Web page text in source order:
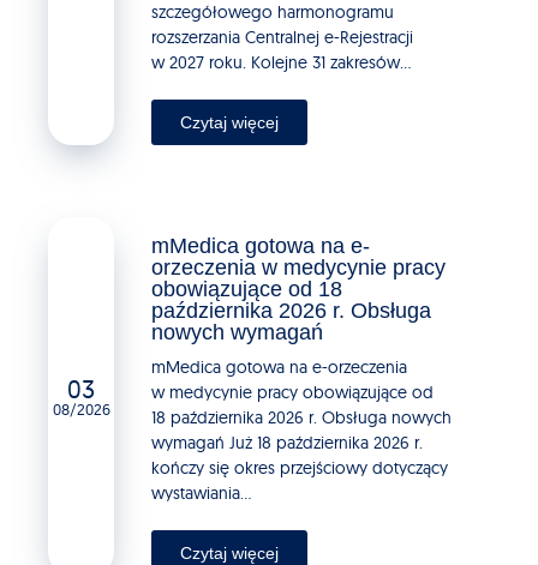
szczegółowego harmonogramu
rozszerzania Centralnej e-Rejestracji
w 2027 roku. Kolejne 31 zakresów...
Czytaj więcej
03
08/2026
mMedica gotowa na e-
orzeczenia w medycynie pracy
obowiązujące od 18
października 2026 r. Obsługa
nowych wymagań
mMedica gotowa na e-orzeczenia
w medycynie pracy obowiązujące od
18 października 2026 r. Obsługa nowych
wymagań Już 18 października 2026 r.
kończy się okres przejściowy dotyczący
wystawiania...
Czytaj więcej